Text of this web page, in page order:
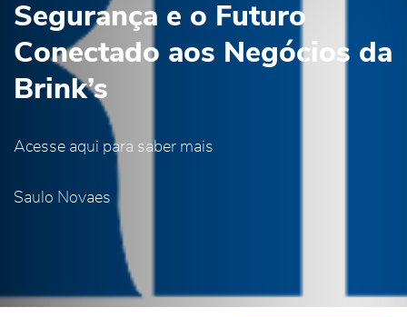
Segurança e o Futuro
Conectado aos Negócios da
Brink’s
Acesse aqui para saber mais
Saulo Novaes